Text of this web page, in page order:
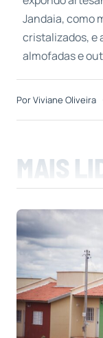
Jandaia, como
cristalizados, e
almofadas e
PorViviane Oliveira
MAIS